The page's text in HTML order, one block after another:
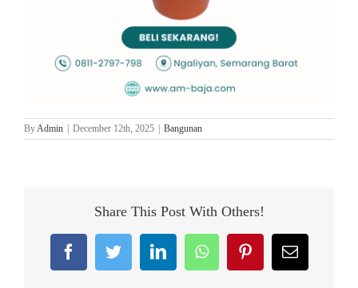
ByAdmin December 12th, 2025 Bangunan
Share This Post With Others!
FacebookTwitterLinkedInWhatsAppPinterestEmail